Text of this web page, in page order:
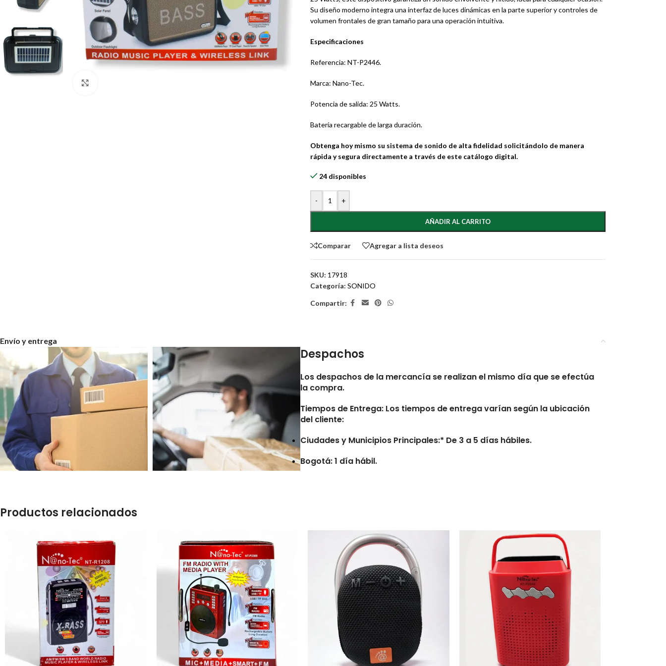
Su diseño moderno integra una interfaz de luces dinámicas en la parte superior y controles de
volumen frontales de gran tamaño para una operación intuitiva.
Especificaciones
Referencia: NT-P2446.
Marca: Nano-Tec.
Potencia de salida: 25 Watts.
Batería recargable de larga duración.
Obtenga hoy mismo su sistema de sonido de alta fidelidad solicitándolo de manera
rápida y segura directamente a través de este catálogo digital.
24 disponibles
- +
AÑADIR AL CARRITO
Comparar Agregar a lista deseos
SKU: 17918
Categoría: SONIDO
Compartir:
Envío y entrega
Despachos
Los despachos de la mercancía se realizan el mismo día que se efectúa
la compra.
Tiempos de Entrega: Los tiempos de entrega varían según la ubicación
del cliente:
Ciudades y Municipios Principales:* De 3 a 5 días hábiles.
Bogotá: 1 día hábil.
Las entregas no se realizan en numerario exacto.
Los tiempos de entrega pueden verse afectados por clima, derrumbes,
direcciones erróneas o incompletas, tráfico y otras novedades
reportadas por la transportadora.
Pedidos con errores en la dirección de entrega tendrán tiempos de
entrega adicionales por las novedades de transporte que esto genere.
Productos relacionados